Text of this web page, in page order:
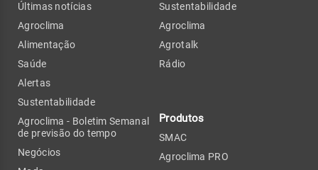
Últimas notícias
Agroclima
Alimentação
Saúde
Alertas
Sustentabilidade
Agroclima - Boletim Semanal
de previsão do tempo
Negócios
Sustentabilidade
Agroclima
Agrotalk
Rádio
Produtos
SMAC
Agroclima PRO